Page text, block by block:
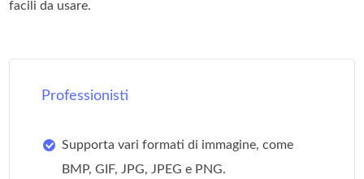
facili da usare.
Professionisti
Supporta vari formati di immagine, come
BMP, GIF, JPG, JPEG e PNG.